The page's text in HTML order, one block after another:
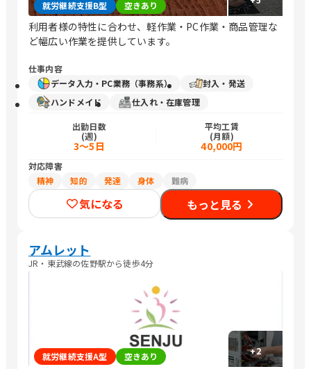
就労継続支援B型 空きあり
利用者様の特性に合わせ、軽作業・PC作業・商品管理な
ど幅広い作業を提供しています。
仕事内容
データ入力・PC業務（事務系）
封入・発送
ハンドメイド
仕入れ・在庫管理
出勤日数
(週)
3～5日
平均工賃
(月額)
40,000円
対応障害
精神
知的 発達 身体 難病
気になる もっと見る
アムレット
JR・東武線の佐野駅から徒歩4分
+2
就労継続支援A型 空きあり